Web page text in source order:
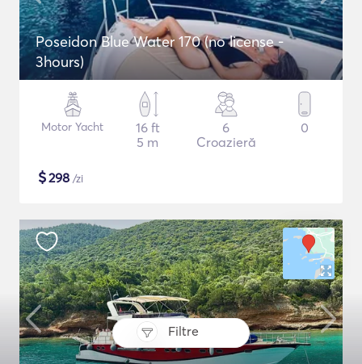
Filtre
Poseidon Blue Water 170 (no license -
3hours)
Motor Yacht
16 ft
5 m
6
Croazieră
0
$298 /zi